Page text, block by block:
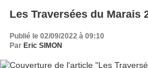
Les Traversées du Marais
Publié le 02/09/2022 à 09:10
Par Eric SIMON